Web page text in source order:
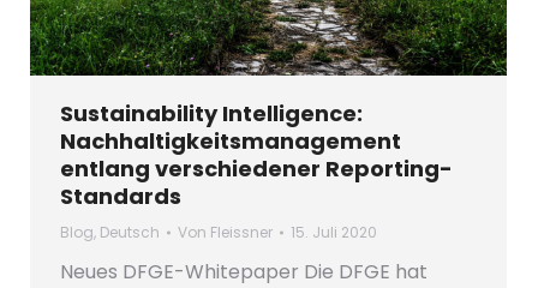
Sustainability Intelligence:
Nachhaltigkeitsmanagement
entlang verschiedener Reporting-
Standards
Blog, Deutsch Von Fleissner 15. Juli 2020
Neues DFGE-Whitepaper Die DFGE hat